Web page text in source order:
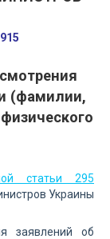
(фамилии,
статьи 295
Украины
заявлений об